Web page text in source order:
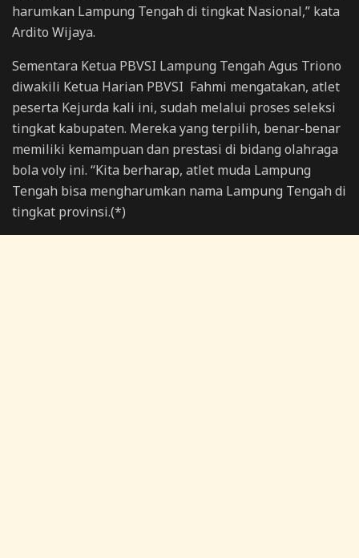
harumkan Lampung Tengah di tingkat Nasional,” kata
Ardito Wijaya.
Sementara Ketua PBVSI Lampung Tengah Agus Triono
diwakili Ketua Harian PBVSI Fahmi mengatakan, atlet
peserta Kejurda kali ini, sudah melalui proses seleksi
tingkat kabupaten. Mereka yang terpilih, benar-benar
memiliki kemampuan dan prestasi di bidang olahraga
bola voly ini. “Kita berharap, atlet muda Lampung
Tengah bisa mengharumkan nama Lampung Tengah di
tingkat provinsi.(*)